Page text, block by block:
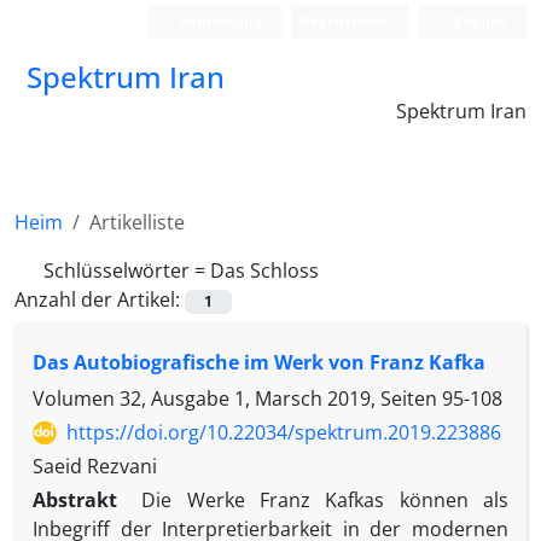
Spektrum Iran
Spektrum Iran
Heim
Artikelliste
Schlüsselwörter = Das Schloss
Anzahl der Artikel:
1
Das Autobiografische im Werk von Franz Kafka
Volumen 32, Ausgabe 1, Marsch 2019, Seiten 95-108
https://doi.org/10.22034/spektrum.2019.223886
Saeid Rezvani
Abstrakt
Die Werke Franz Kafkas können als
Inbegriff der Interpretierbarkeit in der modernen